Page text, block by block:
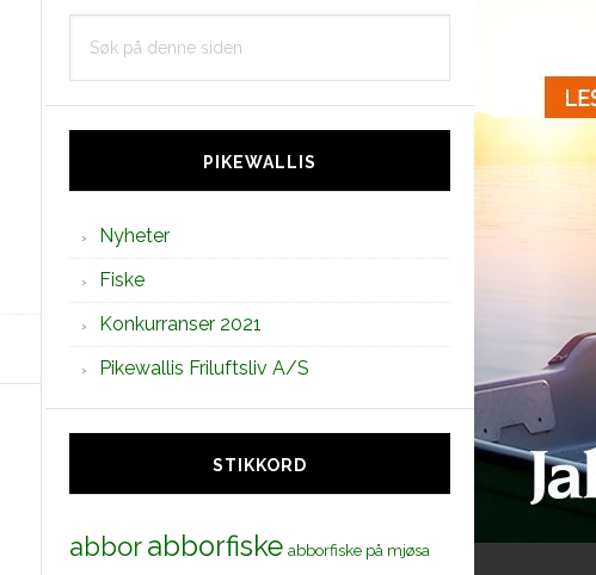
PIKEWALLIS
Nyheter
Fiske
Konkurranser 2021
Pikewallis Friluftsliv A/S
STIKKORD
abborabborfiske abborfiske på mjøsa